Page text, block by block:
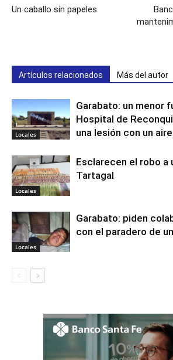
Un caballo sin papeles
Artículos relacionados Más del autor
Locales
Garabato: un menor
Hospital de
una lesión con un
Locales
Esclarecen el robo a
Tartagal
Locales
Garabato: piden
con el paradero de